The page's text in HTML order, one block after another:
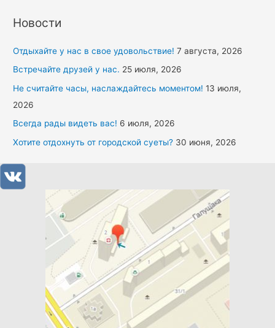
Новости
Отдыхайте у нас в свое удовольствие! 7 августа, 2026
Встречайте друзей у нас. 25 июля, 2026
Не считайте часы, наслаждайтесь моментом! 13 июля,
2026
Всегда рады видеть вас! 6 июля, 2026
Хотите отдохнуть от городской суеты? 30 июня, 2026